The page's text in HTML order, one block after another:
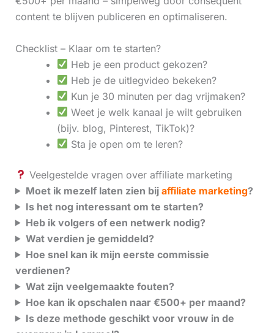
content te blijven publiceren en optimaliseren.
Checklist – Klaar om te starten?
Heb je een product gekozen?
Heb je de uitlegvideo bekeken?
Kun je 30 minuten per dag vrijmaken?
Weet je welk kanaal je wilt gebruiken
(bijv. blog, Pinterest, TikTok)?
Sta je open om te leren?
Veelgestelde vragen over affiliate marketing
Moet ik mezelf laten zien bij affiliate marketing?
Is het nog interessant om te starten?
Heb ik volgers of een netwerk nodig?
Wat verdien je gemiddeld?
Hoe snel kan ik mijn eerste commissie
verdienen?
Wat zijn veelgemaakte fouten?
Hoe kan ik opschalen naar €500+ per maand?
Is deze methode geschikt voor vrouw in de